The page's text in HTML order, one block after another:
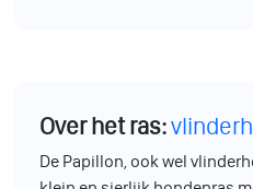
Over het ras:
De Papillon, ook wel